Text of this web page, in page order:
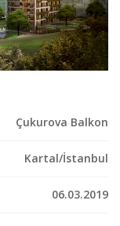
Çukurova Balkon
Kartal/İstanbul
06.03.2019